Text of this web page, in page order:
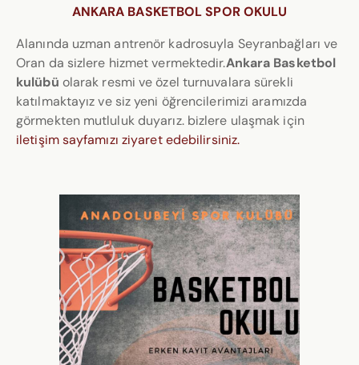
ANKARA BASKETBOL SPOR OKULU
Alanında uzman antrenör kadrosuyla Seyranbağları ve
Oran da sizlere hizmet vermektedir.Ankara Basketbol
kulübü olarak resmi ve özel turnuvalara sürekli
katılmaktayız ve siz yeni öğrencilerimizi aramızda
görmekten mutluluk duyarız. bizlere ulaşmak için
iletişim sayfamızı ziyaret edebilirsiniz.